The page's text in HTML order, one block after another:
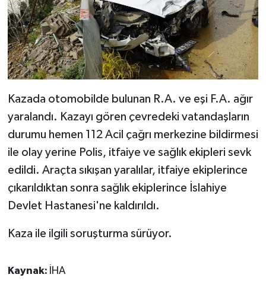
Kazada otomobilde bulunan R.A. ve eşi F.A. ağır
yaralandı. Kazayı gören çevredeki vatandaşların
durumu hemen 112 Acil çağrı merkezine bildirmesi
ile olay yerine Polis, itfaiye ve sağlık ekipleri sevk
edildi. Araçta sıkışan yaralılar, itfaiye ekiplerince
çıkarıldıktan sonra sağlık ekiplerince İslahiye
Devlet Hastanesi'ne kaldırıldı.
Kaza ile ilgili soruşturma sürüyor.
Kaynak: İHA